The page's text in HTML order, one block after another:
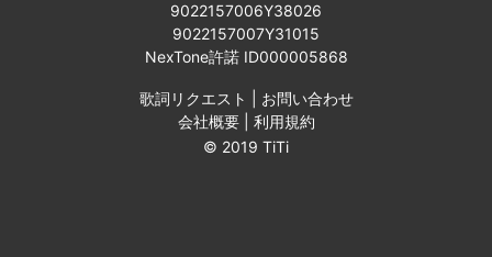
9022157006Y38026
9022157007Y31015
NexTone許諾 ID000005868
歌詞リクエスト
お問い合わせ
会社概要| 利用規約
© 2019 TiTi